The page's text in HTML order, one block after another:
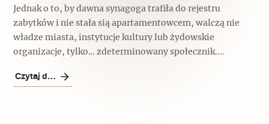
Recenzje
Popularne
Siostry rzeźbiarki
Polska ze smakiem
Jednak o to, by dawna synagoga trafiła do rejestru
zabytków i nie stała sią apartamentowcem, walczą nie
władze miasta, instytucje kultury lub żydowskie
organizacje, tylko… zdeterminowany społecznik....
Czytaj dalej